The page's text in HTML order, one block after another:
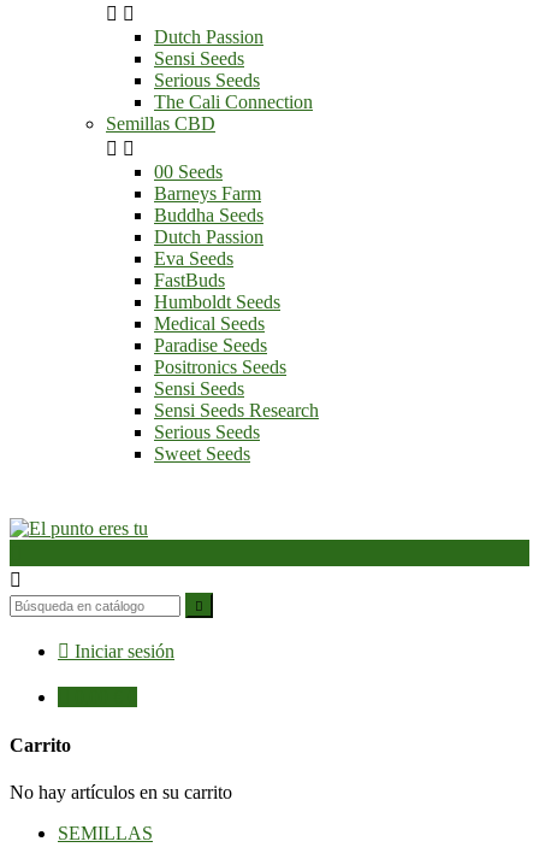
 
Dutch Passion
Sensi Seeds
Serious Seeds
The Cali Connection
Semillas CBD
 
00 Seeds
Barneys Farm
Buddha Seeds
Dutch Passion
Eva Seeds
FastBuds
Humboldt Seeds
Medical Seeds
Paradise Seeds
Positronics Seeds
Sensi Seeds
Sensi Seeds Research
Serious Seeds
Sweet Seeds


 Iniciar sesión
Carrito
No hay artículos en su carrito
SEMILLAS